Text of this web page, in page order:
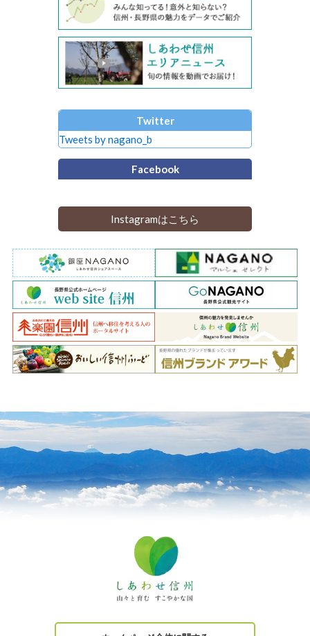
Twitter
Tweets by nagano_b
Facebook
Instagramはこちら